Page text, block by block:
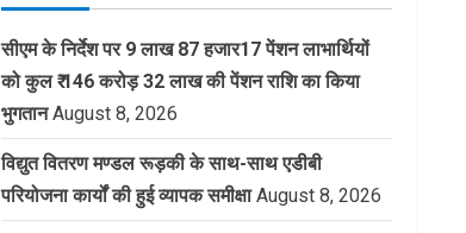
सीएम के निर्देश पर 9 लाख 87 हजार17 पेंशन लाभार्थियों
को कुल ₹ 146 करोड़ 32 लाख की पेंशन राशि का किया
भुगतान August 8, 2026
विद्युत वितरण मण्डल रूड़की के साथ-साथ एडीबी
परियोजना कार्यों की हुई व्यापक समीक्षा August 8, 2026